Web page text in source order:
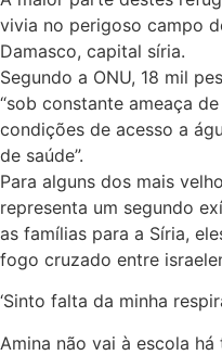
vivia no perigoso campo
Damasco, capital síria.
Segundo a ONU, 18 mil
“sob constante ameaça
condições de acesso a
de saúde”.
Para alguns dos mais
representa um segundo
as famílias para a Síria,
fogo cruzado entre
‘Sinto falta da minha
Amina não vai à escola